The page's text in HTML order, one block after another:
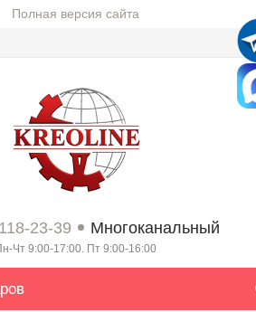
Полная версия сайта
23-39 Многоканальный
Чт 9:00-17:00. Пт 9:00-16:00